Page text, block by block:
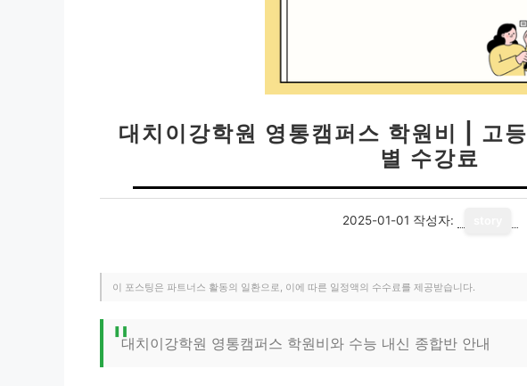
대치이강학원 영통캠퍼스 학원비 | 고
별 수강료
2025-01-01 작성자:
이 포스팅은 파트너스 활동의 일환으로, 이에 따른 일정액의 수수료를 제공받습니다.
대치이강학원 영통캠퍼스 학원비와 수능 내신 종합반 안내